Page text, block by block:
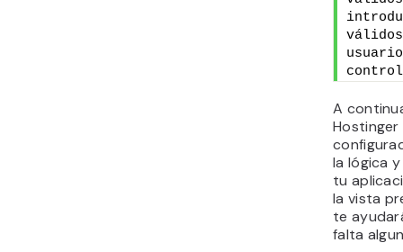
A
Hostinger
la lógica
tu
la vista
te
falta